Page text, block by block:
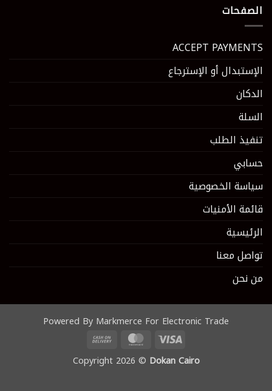
الصفحات
ACCEPT PAYMENTS
الإستبدال أو الإسترجاع
الدكان
السلة
تنفيذ الطلب
حسابي
سياسة الخصوصية
قائمة الأمنيات
الرئيسية
تواصل معنا
من نحن
Powered By Markmerce For Electronic Trade
Visa
MasterCard
Cash
Delivery
Copyright 2026 ©Dokan Cairo